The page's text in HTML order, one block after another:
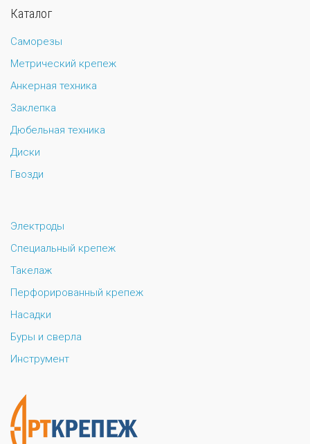
Каталог
Саморезы
Метрический крепеж
Анкерная техника
Заклепка
Дюбельная техника
Диски
Гвозди
Электроды
Специальный крепеж
Такелаж
Перфорированный крепеж
Насадки
Буры и сверла
Инструмент